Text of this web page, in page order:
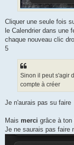
Cliquer une seule fois
le Calendrier dans une
chaque nouveau clic
5
Sinon il peut s'agir
compte à créer
Je n'aurais pas su faire
Mais merci grâce à ton
Je ne saurais pas faire